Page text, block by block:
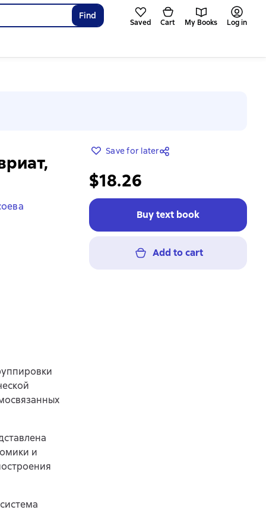
Find
Saved Cart My Books Log in
Save for later
$18.26
Buy text book
Add to cart
и